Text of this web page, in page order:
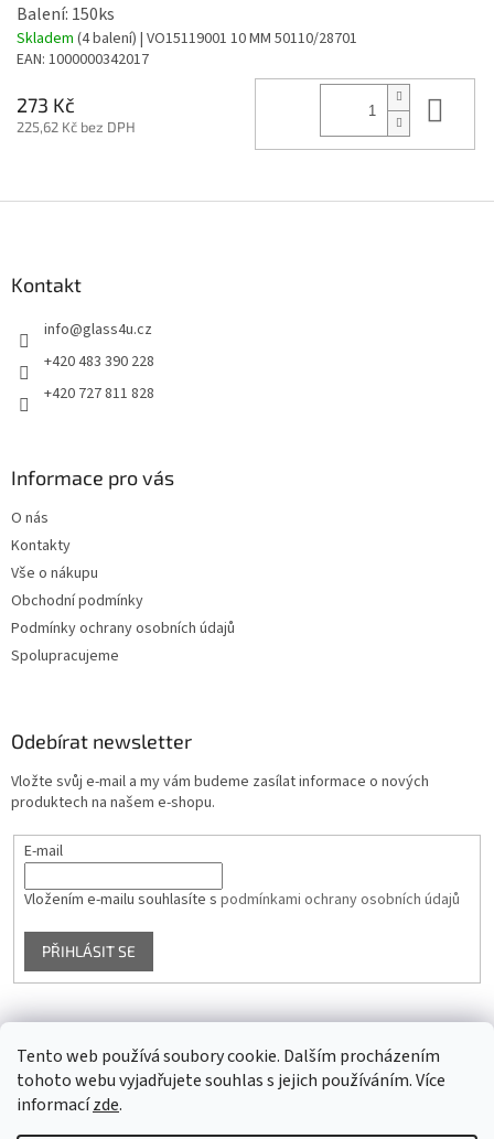
Tento web používá soubory cookie. Dalším procházením
tohoto webu vyjadřujete souhlas s jejich používáním. Více
informacízde.
Balení: 150ks
Skladem (4 balení) | VO15119001 10 MM 50110/28701
EAN: 1000000342017
273 Kč
225,62 Kč bez DPH
Kontakt
info@glass4u.cz
+420 483 390 228
+420 727 811 828
Informace pro vás
O nás
Kontakty
Vše o nákupu
Obchodní podmínky
Podmínky ochrany osobních údajů
Spolupracujeme
Odebírat newsletter
Vložte svůj e-mail a my vám budeme zasílat informace o nových
produktech na našem e-shopu.
E-mail
Vložením e-mailu souhlasíte s podmínkami ochrany osobních údajů
PŘIHLÁSIT SE
Facebook